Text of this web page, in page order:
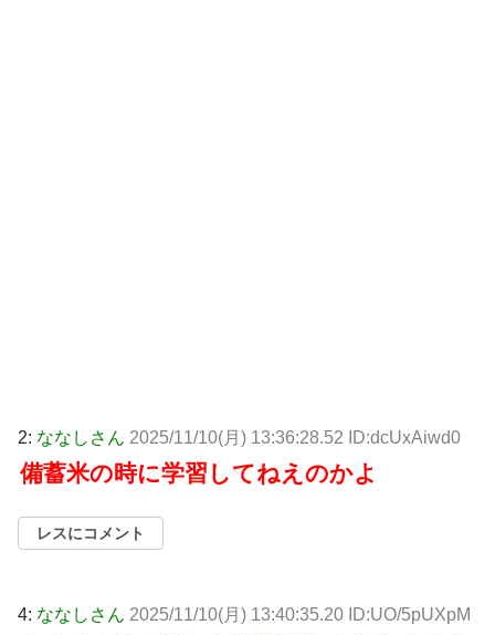
2: ななしさん 2025/11/10(月) 13:36:28.52 ID:dcUxAiwd0
備蓄米の時に学習してねえのかよ
レスにコメント
4: ななしさん 2025/11/10(月) 13:40:35.20 ID:UO/5pUXpM